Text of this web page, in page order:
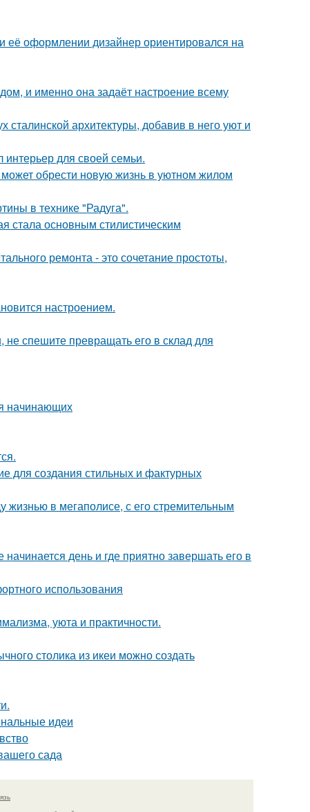
её оформлении дизайнер ориентировался на
и именно она задаёт настроение всему
сталинской архитектуры, добавив в него уют и
интерьер для своей семьи.
обрести новую жизнь в уютном жилом
в технике "Радуга".
стала основным стилистическим
ремонта - это сочетание простоты,
настроением.
спешите превращать его в склад для
начинающих
для создания стильных и фактурных
в мегаполисе, с его стремительным
день и где приятно завершать его в
использования
уюта и практичности.
столика из икеи можно создать
идеи
сада